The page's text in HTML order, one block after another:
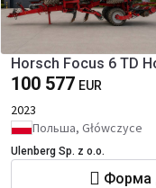
Horsch Focus 6 TD
100 577 EUR
2023
Польша, Główczyce
Ulenberg Sp. z o.o.
Форма